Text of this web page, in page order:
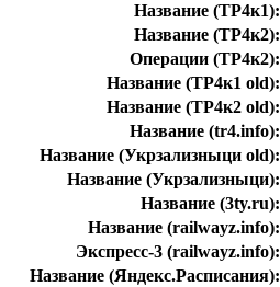
Название (ТР4к1):
Название (ТР4к2):
Операции (ТР4к2):
Название (ТР4к1 old):
Название (ТР4к2 old):
Название (tr4.info):
Название (Укрзализныци old):
Название (Укрзализныци):
Название (3ty.ru):
Название (railwayz.info):
Экспресс-3 (railwayz.info):
Название (Яндекс.Расписания):